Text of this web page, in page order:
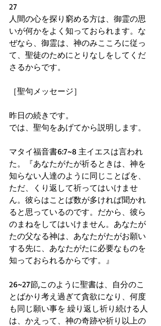
27
人間の心を探り窮める方は、御霊の思
いが何かをよく知っておられます。な
ぜなら、御霊は、神のみこころに従っ
て、聖徒のためにとりなしをしてくだ
さるからです。
［聖句メッセージ］
昨日の続きです。
では、聖句をあげてから説明します。
マタイ福音書6:7~8 主イエスは言われ
た。『あなたがたが祈るときは、神を
知らない人達のように同じことばを、
ただ、くり返して祈ってはいけませ
ん。彼らはことば数が多ければ聞かれ
ると思っているのです。だから、彼ら
のまねをしてはいけません。あなたが
たの父なる神は、あなたがたがお願い
する先に、あなたがたに必要なものを
知っておられるからです。』
26~27節,このように聖書は、自分のこ
とばかり考え過ぎて貪欲になり、何度
も同じ願い事を 繰り返し祈り続ける人
は、かえって、神の奇跡や祈り以上の